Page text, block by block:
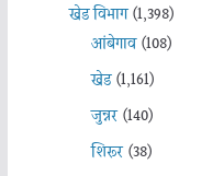
खेड विभाग(1,398)
आंबेगाव(108)
खेड(1,161)
जुन्नर(140)
शिरूर(38)